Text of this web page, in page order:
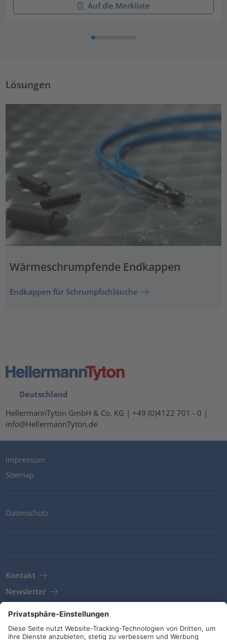
Auf die Merkliste
Lösungen
Wärmeschrumpfende Endkappen
Endkappen für Schrumpfschläuche
Deutschland
HellermannTyton GmbH & Co. KG | +49 (0)4122 701 - 0 |
info@HellermannTyton.de
Impressum
Sitemap
Datenschutz
Kontakt
Newsletter
AGB